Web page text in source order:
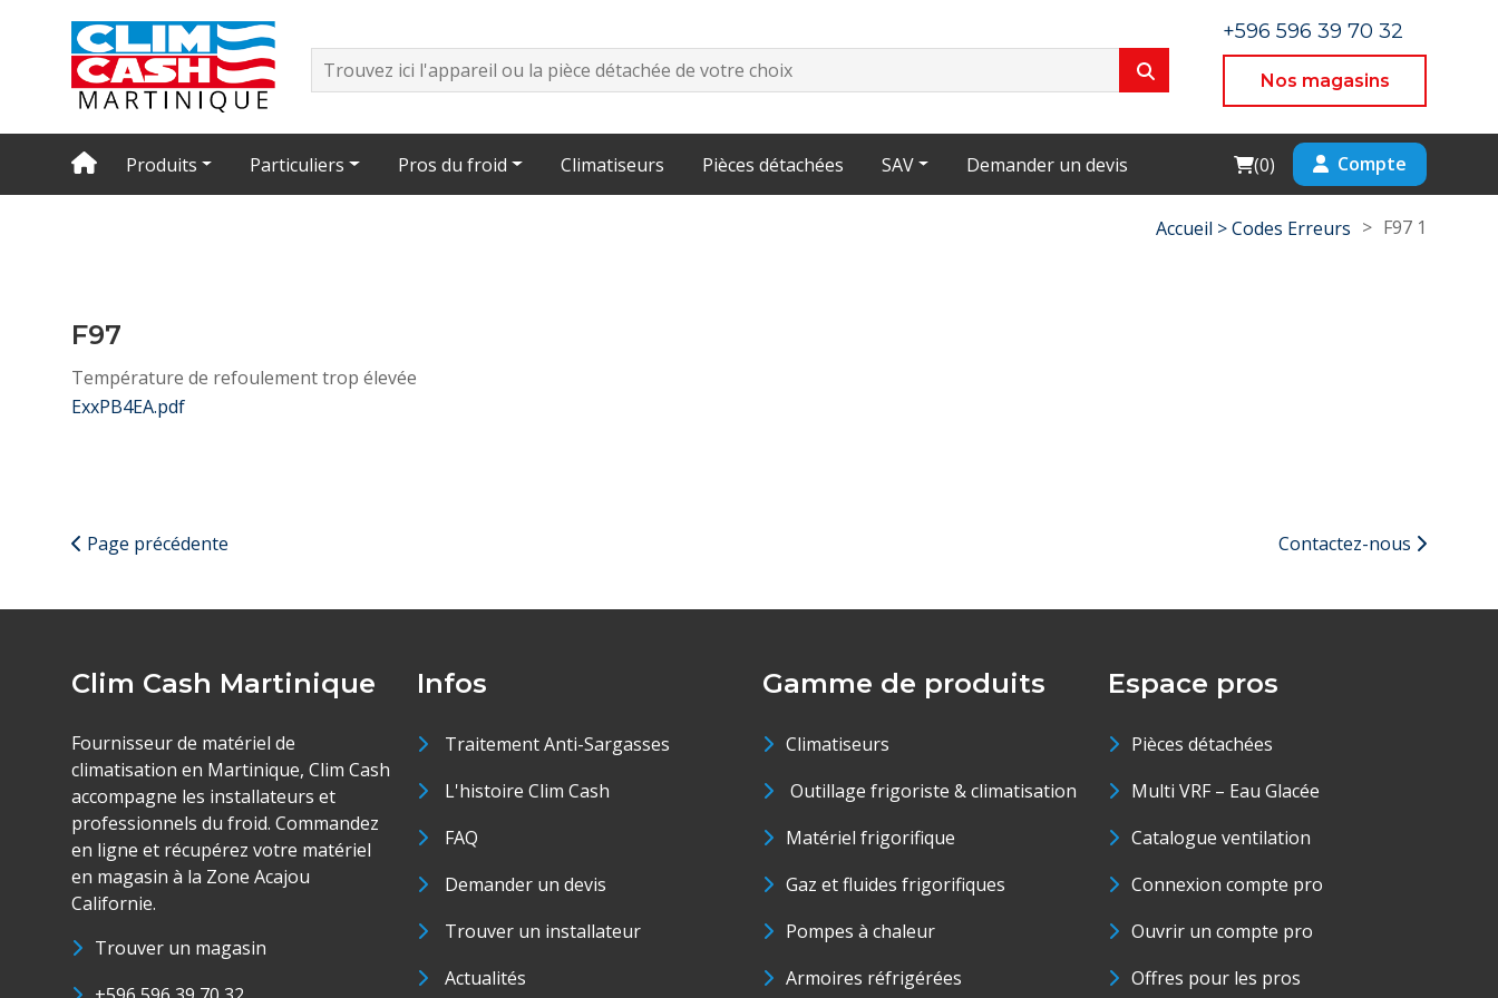
+596 596 39 70 32
Nos magasins
Produits Particuliers Pros du froid Climatiseurs Pièces détachées SAV Demander un devis Cart
(0) Compte
Accueil >Codes Erreurs > F97 1
F97
Température de refoulement trop élevée
ExxPB4EA.pdf
Page précédente Contactez-nous
Clim Cash Martinique
Fournisseur de matériel de
climatisation en Martinique, Clim Cash
accompagne les installateurs et
professionnels du froid. Commandez
en ligne et récupérez votre matériel
en magasin à la Zone Acajou
Californie.
Trouver un magasin
Infos
Traitement Anti-Sargasses
L'histoire Clim Cash
FAQ
Demander un devis
Trouver un installateur
Actualités
Gamme de produits
Climatiseurs
Outillage frigoriste & climatisation
Matériel frigorifique
Gaz et fluides frigorifiques
Pompes à chaleur
Armoires réfrigérées
Espace pros
Pièces détachées
Multi VRF – Eau Glacée
Catalogue ventilation
Connexion compte pro
Ouvrir un compte pro
Offres pour les pros